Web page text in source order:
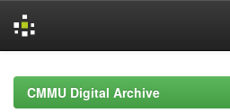
navigationCMMU Digital Archive